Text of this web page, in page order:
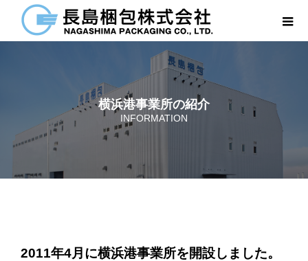
横浜港事業所の紹介
INFORMATION
2011年4月に横浜港事業所を開設しました。